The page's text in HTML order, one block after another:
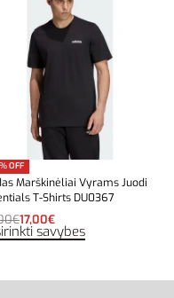
OFF
Marškinėliai Vyrams Juodi
T-Shirts DU0367
€17,00€
savybes